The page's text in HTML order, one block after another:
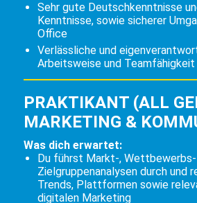
Sehr gute Deutschkenntnisse
Kenntnisse, sowie sicherer
Office
Verlässliche und
Arbeitsweise und Teamfähigkeit
PRAKTIKANT (ALL
MARKETING &
Was dich erwartet:
Du führst Markt-, Wettbewerbs-
Zielgruppenanalysen durch und
Trends, Plattformen sowie
digitalen Marketing